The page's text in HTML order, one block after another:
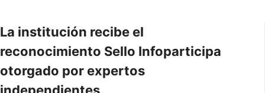
La institución recibe el
reconocimiento Sello Infoparticipa
otorgado por expertos